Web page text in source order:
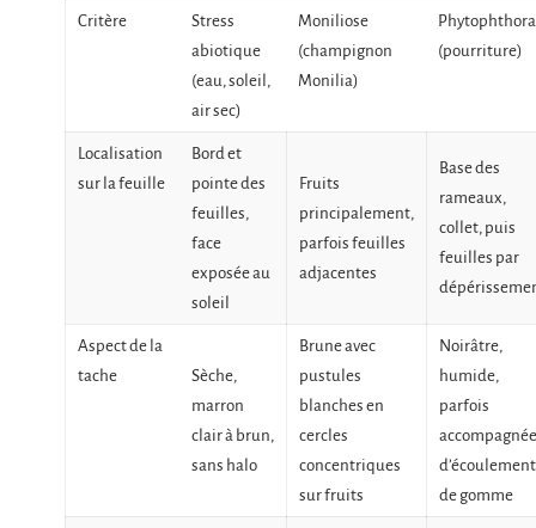
Critère
Stress
abiotique
(eau, soleil,
air sec)
Moniliose
(champignon
Monilia)
Phytophthora
(pourriture)
Localisation
sur la feuille
Bord et
pointe des
feuilles,
face
exposée au
soleil
Fruits
principalement,
parfois feuilles
adjacentes
Base des
rameaux,
collet, puis
feuilles par
Aspect de la
tache
Sèche,
marron
clair à brun,
sans halo
Brune avec
pustules
blanches en
cercles
concentriques
sur fruits
Noirâtre,
humide,
parfois
accompagnée
d’écoulement
de gomme